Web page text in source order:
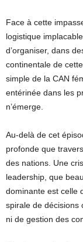
Face à cette
logistique
d’organiser, dans
continentale de
simple de la CAN
entérinée dans les
n’émerge.
Au-delà de cet
profonde que
des nations. Une
leadership, que
dominante est celle
spirale de décisions
ni de gestion des